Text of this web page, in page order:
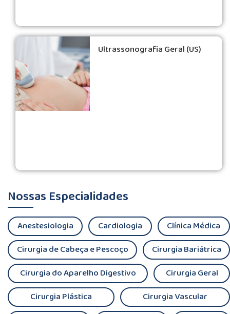
Ultrassonografia Geral (US)
Nossas Especialidades
Anestesiologia Cardiologia
Clínica Médica
Cirurgia de Cabeça e Pescoço
Cirurgia Bariátrica
Cirurgia do Aparelho Digestivo
Cirurgia Geral
Cirurgia Plástica
Cirurgia Vascular